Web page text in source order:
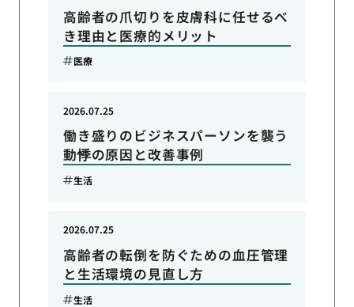
高齢者の爪切りを皮膚科に任せるべ
き理由と医療的メリット
医療
働き盛りのビジネスパーソンを襲う
動悸の原因と改善事例
2026.07.25
生活
高齢者の転倒を防ぐための血圧管理
と生活環境の見直し方
2026.07.25
生活